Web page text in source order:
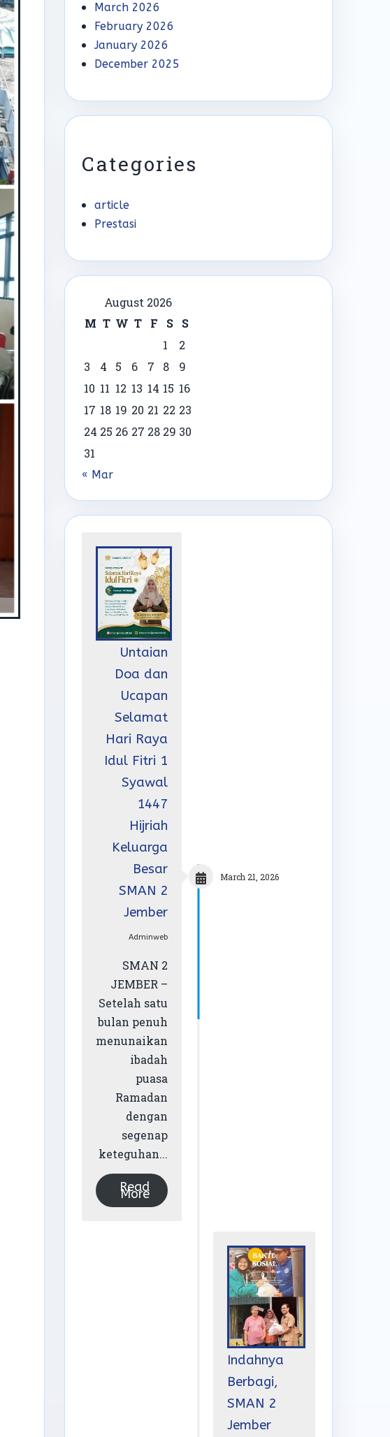
March 2026
February 2026
January 2026
December 2025
Categories
article
Prestasi
August 2026
M T W T F S
S
1
2
3
4 5 6 7 8
9
10 11 12 13 14 15 16
17 18 19 20 21 22 23
24 25 26 27 28 29 30
31
« Mar
Untaian
Doa dan
Ucapan
Selamat
Hari Raya
Idul Fitri 1
Syawal
1447
Hijriah
Keluarga
Besar
SMAN 2
Jember
Adminweb
SMAN 2
JEMBER –
Setelah satu
bulan penuh
menunaikan
ibadah
puasa
Ramadan
dengan
segenap
keteguhan...
Read
More
March 21, 2026
Indahnya
Berbagi,
SMAN 2
Jember